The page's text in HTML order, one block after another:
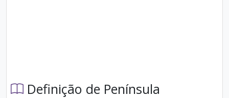
Definição de Península